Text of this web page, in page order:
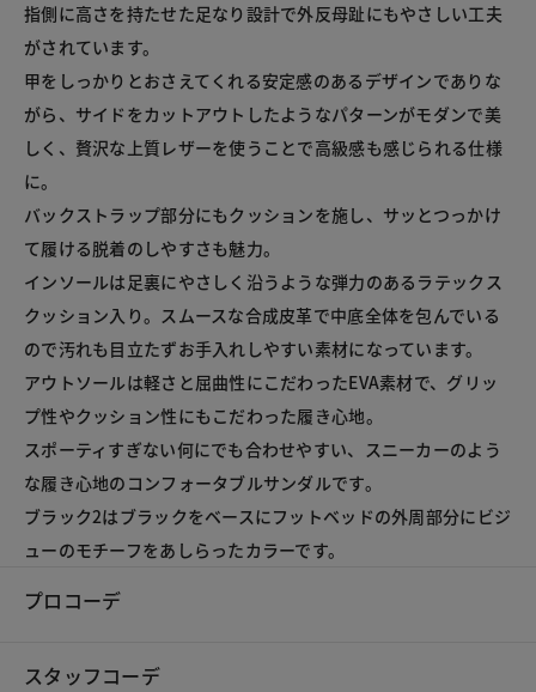
指側に高さを持たせた足なり設計で外反母趾にもやさしい工夫
がされています。
甲をしっかりとおさえてくれる安定感のあるデザインでありな
がら、サイドをカットアウトしたようなパターンがモダンで美
しく、贅沢な上質レザーを使うことで高級感も感じられる仕様
に。
バックストラップ部分にもクッションを施し、サッとつっかけ
て履ける脱着のしやすさも魅力。
インソールは足裏にやさしく沿うような弾力のあるラテックス
クッション入り。スムースな合成皮革で中底全体を包んでいる
ので汚れも目立たずお手入れしやすい素材になっています。
アウトソールは軽さと屈曲性にこだわったEVA素材で、グリッ
プ性やクッション性にもこだわった履き心地。
スポーティすぎない何にでも合わせやすい、スニーカーのよう
な履き心地のコンフォータブルサンダルです。
ブラック2はブラックをベースにフットベッドの外周部分にビジ
プロコーデ
スタッフコーデ